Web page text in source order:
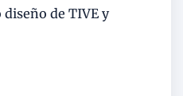
de TIVE y